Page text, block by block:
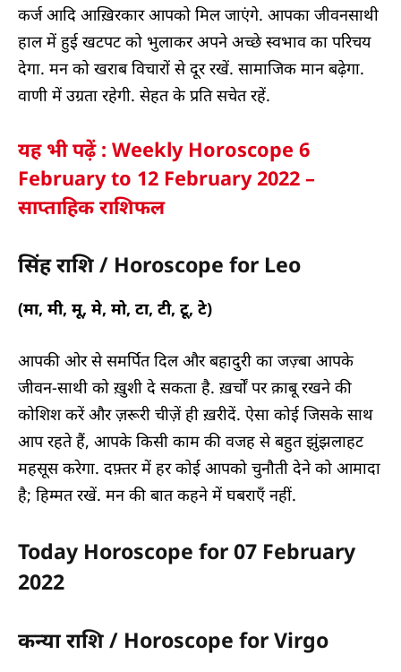
कर्ज आदि आख़िरकार आपको मिल जाएंगे. आपका जीवनसाथी
हाल में हुई खटपट को भुलाकर अपने अच्छे स्वभाव का परिचय
देगा. मन को खराब विचारों से दूर रखें. सामाजिक मान बढ़ेगा.
वाणी में उग्रता रहेगी. सेहत के प्रति सचेत रहें.
यह भी पढ़ें : Weekly Horoscope 6
February to 12 February 2022 –
साप्ताहिक राशिफल
सिंह राशि / Horoscope for Leo
(मा, मी, मू, मे, मो, टा, टी, टू, टे)
आपकी ओर से समर्पित दिल और बहादुरी का जज़्बा आपके
जीवन-साथी को ख़ुशी दे सकता है. ख़र्चों पर क़ाबू रखने की
कोशिश करें और ज़रूरी चीज़ें ही ख़रीदें. ऐसा कोई जिसके साथ
आप रहते हैं, आपके किसी काम की वजह से बहुत झुंझलाहट
महसूस करेगा. दफ़्तर में हर कोई आपको चुनौती देने को आमादा
है; हिम्मत रखें. मन की बात कहने में घबराएँ नहीं.
Today Horoscope for 07 February
2022
कन्या राशि / Horoscope for Virgo